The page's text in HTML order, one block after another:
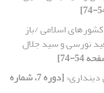
اسلامی /باز
نورسی و سید جلال
دینداری«
[دوره 7، شماره